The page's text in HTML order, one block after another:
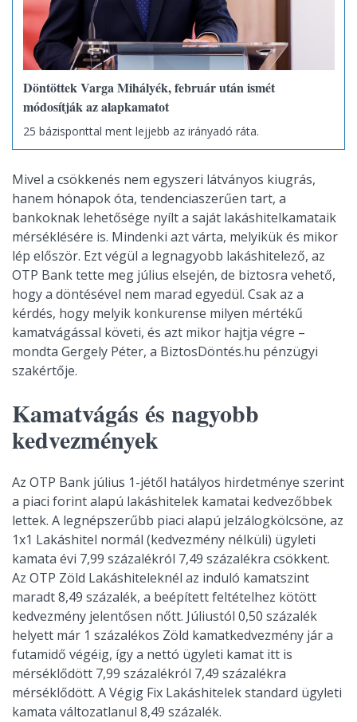
Döntöttek Varga Mihályék, február után ismét
módosítják az alapkamatot
25 bázisponttal ment lejjebb az irányadó ráta.
Mivel a csökkenés nem egyszeri látványos kiugrás,
hanem hónapok óta, tendenciaszerűen tart, a
bankoknak lehetősége nyílt a saját lakáshitelkamataik
mérséklésére is. Mindenki azt várta, melyikük és mikor
lép először. Ezt végül a legnagyobb lakáshitelező, az
OTP Bank tette meg július elsején, de biztosra vehető,
hogy a döntésével nem marad egyedül. Csak az a
kérdés, hogy melyik konkurense milyen mértékű
kamatvágással követi, és azt mikor hajtja végre –
mondta Gergely Péter, a BiztosDöntés.hu pénzügyi
szakértője.
Kamatvágás és nagyobb
kedvezmények
Az OTP Bank július 1-jétől hatályos hirdetménye szerint
a piaci forint alapú lakáshitelek kamatai kedvezőbbek
lettek. A legnépszerűbb piaci alapú jelzálogkölcsöne, az
1x1 Lakáshitel normál (kedvezmény nélküli) ügyleti
kamata évi 7,99 százalékról 7,49 százalékra csökkent.
Az OTP Zöld Lakáshiteleknél az induló kamatszint
maradt 8,49 százalék, a beépített feltételhez kötött
kedvezmény jelentősen nőtt. Júliustól 0,50 százalék
helyett már 1 százalékos Zöld kamatkedvezmény jár a
futamidő végéig, így a nettó ügyleti kamat itt is
mérséklődött 7,99 százalékról 7,49 százalékra
mérséklődött. A Végig Fix Lakáshitelek standard ügyleti
kamata változatlanul 8,49 százalék.